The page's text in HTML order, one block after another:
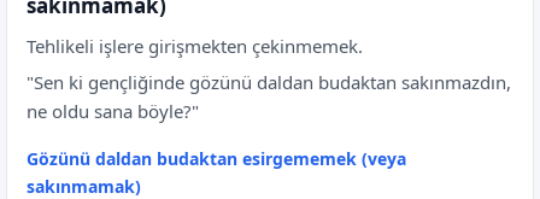
Tehlikeli işlere girişmekten çekinmemek.
"Sen ki gençliğinde gözünü daldan budaktan sakınmazdın,
ne oldu sana böyle?"
Gözünü daldan budaktan esirgememek (veya
sakınmamak)